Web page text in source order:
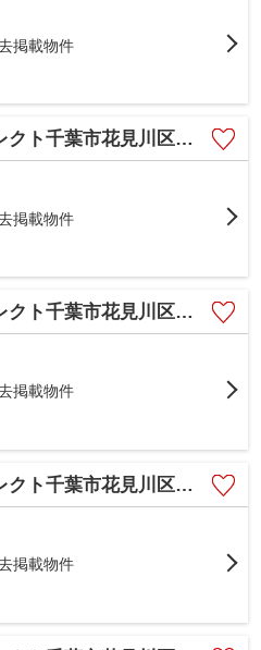
掲載物件
千葉市花見川区畑町 H号棟
掲載物件
千葉市花見川区畑町 G号棟
掲載物件
千葉市花見川区畑町 F号棟
掲載物件